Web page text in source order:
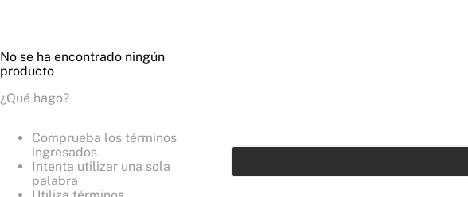
No se ha encontrado ningún
producto
¿Qué hago?
Comprueba los términos
ingresados
Intenta utilizar una sola
palabra